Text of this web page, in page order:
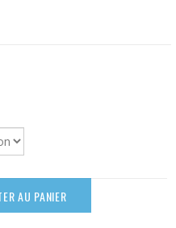
AU PANIER